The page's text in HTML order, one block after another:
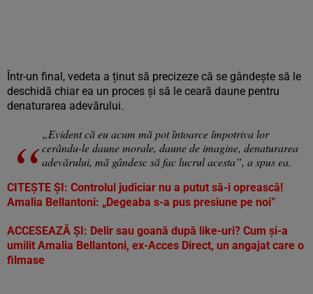
Într-un final, vedeta a ținut să precizeze că se gândește să le
deschidă chiar ea un proces și să le ceară daune pentru
denaturarea adevărului.
„Evident că eu acum mă pot întoarce împotriva lor
cerându-le daune morale, daune de imagine, denaturarea
adevărului, mă gândesc să fac lucrul acesta”, a spus ea.
CITEȘTE ȘI: Controlul judiciar nu a putut să-i oprească!
Amalia Bellantoni: „Degeaba s-a pus presiune pe noi”
ACCESEAZĂ ȘI: Delir sau goană după like-uri? Cum și-a
umilit Amalia Bellantoni, ex-Acces Direct, un angajat care o
filmase